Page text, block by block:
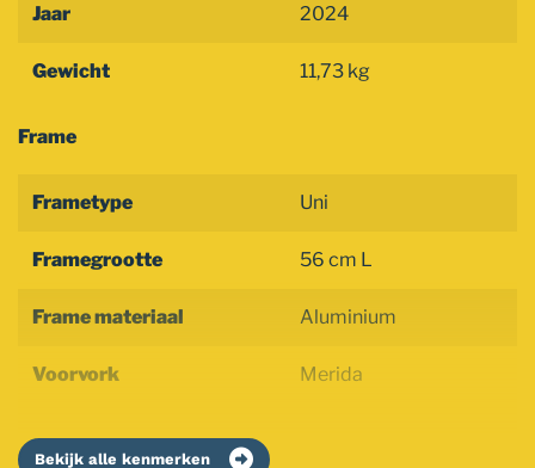
Jaar 2024
Gewicht 11,73 kg
Frame
Frametype Uni
Framegrootte 56 cm L
Frame materiaal Aluminium
Voorvork Merida
Bekijk alle kenmerken